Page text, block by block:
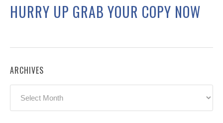
HURRY UP GRAB YOUR COPY NOW
ARCHIVES